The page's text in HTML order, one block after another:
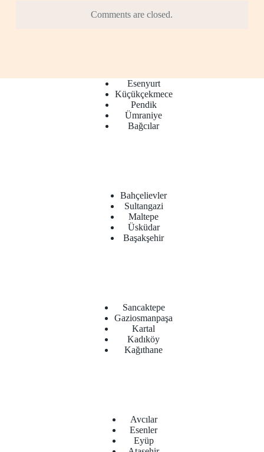
Comments are closed.
Esenyurt
Küçükçekmece
Pendik
Ümraniye
Bağcılar
Bahçelievler
Sultangazi
Maltepe
Üsküdar
Başakşehir
Sancaktepe
Gaziosmanpaşa
Kartal
Kadıköy
Kağıthane
Avcılar
Esenler
Eyüp